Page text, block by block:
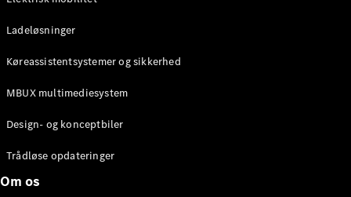
Ladeløsninger
Køreassistentsystemer og sikkerhed
MBUX multimediesystem
Design- og konceptbiler
Trådløse opdateringer
Om os